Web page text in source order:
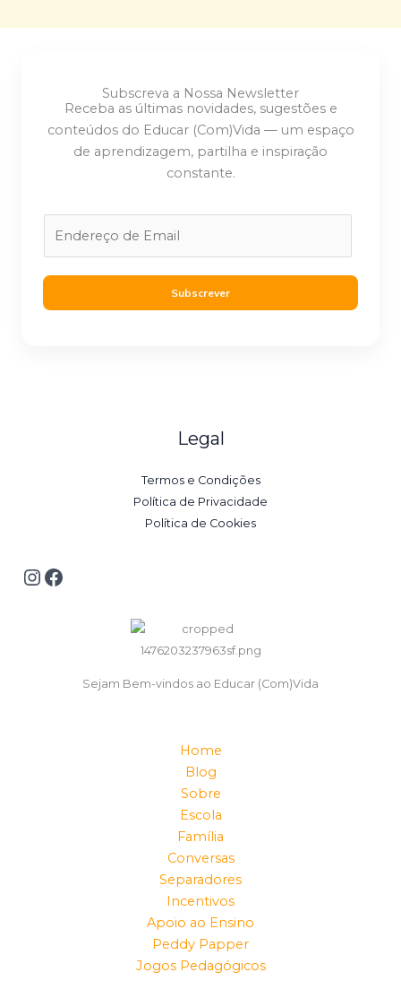
Subscreva a Nossa Newsletter
Receba as últimas novidades, sugestões e
conteúdos do Educar (Com)Vida — um espaço
de aprendizagem, partilha e inspiração
constante.
l
Subscrever
Legal
Termos e Condições
Política de Privacidade
Política de Cookies
Sejam Bem-vindos ao Educar (Com)Vida
Home
Blog
Sobre
Escola
Família
Conversas
Separadores
Incentivos
Apoio ao Ensino
Peddy Papper
Jogos Pedagógicos